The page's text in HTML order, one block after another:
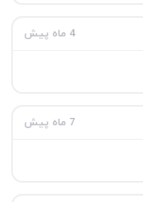
4 ماه پیش
7 ماه پیش